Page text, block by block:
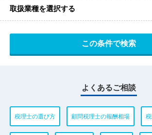
取扱業種を選択する
よくあるご相談
税理士の選び方 顧問税理士の報酬相場